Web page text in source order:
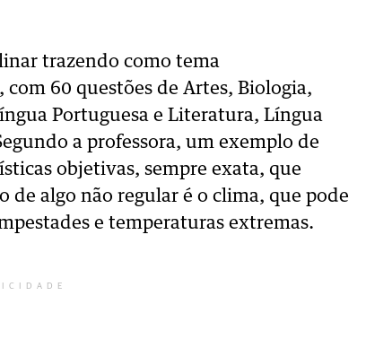
trazendo como tema
com 60 questões de Artes, Biologia,
Portuguesa e Literatura, Língua
a professora, um exemplo de
objetivas, sempre exata, que
algo não regular é o clima, que pode
e temperaturas extremas.